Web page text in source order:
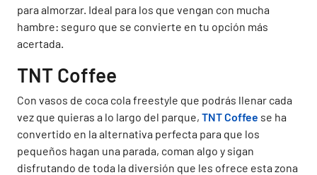
para almorzar. Ideal para los que vengan con mucha
hambre: seguro que se convierte en tu opción más
acertada.
TNT Coffee
Con vasos de coca cola freestyle que podrás llenar cada
vez que quieras a lo largo del parque, TNT Coffee se ha
convertido en la alternativa perfecta para que los
pequeños hagan una parada, coman algo y sigan
disfrutando de toda la diversión que les ofrece esta zona